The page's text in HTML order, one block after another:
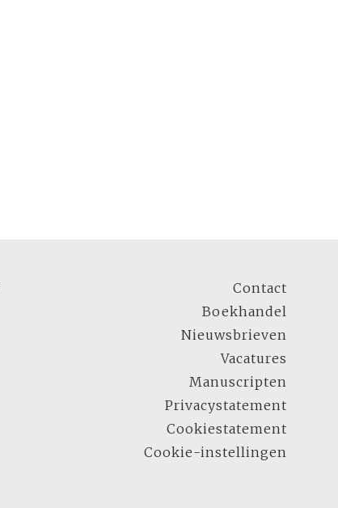
Contact
Boekhandel
Nieuwsbrieven
Vacatures
Manuscripten
Privacystatement
Cookiestatement
Cookie-instellingen